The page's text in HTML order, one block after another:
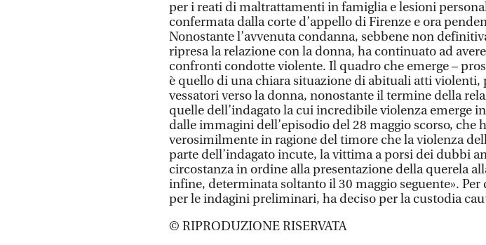
per i reati di maltrattamenti in famiglia e lesioni
confermata dalla corte d’appello di Firenze e ora
Nonostante l’avvenuta condanna, sebbene non
ripresa la relazione con la donna, ha continuato ad
confronti condotte violente. Il quadro che emerge –
è quello di una chiara situazione di abituali atti violenti,
vessatori verso la donna, nonostante il termine della
quelle dell’indagato la cui incredibile violenza emerge
dalle immagini dell’episodio del 28 maggio scorso, che
verosimilmente in ragione del timore che la violenza
parte dell’indagato incute, la vittima a porsi dei dubbi
circostanza in ordine alla presentazione della querela
infine, determinata soltanto il 30 maggio seguente». Per
per le indagini preliminari, ha deciso per la custodia
© RIPRODUZIONE RISERVATA